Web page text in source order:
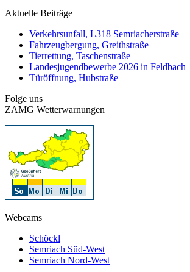
Aktuelle Beiträge
Verkehrsunfall, L318 Semriacherstraße
Fahrzeugbergung, Greithstraße
Tierrettung, Taschenstraße
Landesjugendbewerbe 2026 in Feldbach
Türöffnung, Hubstraße
Folge uns
ZAMG Wetterwarnungen
Webcams
Schöckl
Semriach Süd-West
Semriach Nord-West